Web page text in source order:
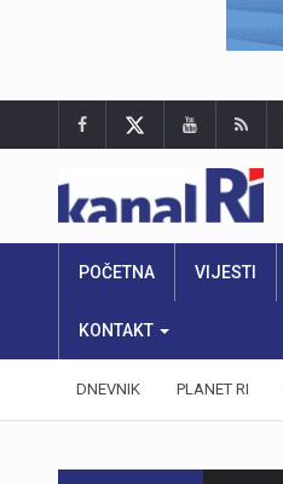
POČETNA VIJESTI
KONTAKT
DNEVNIK PLANET RI